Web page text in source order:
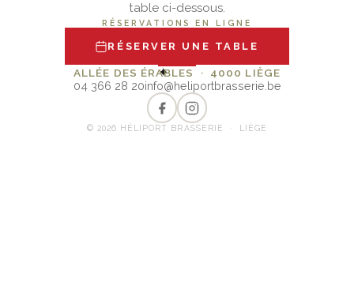
table ci-dessous.
RÉSERVATIONS EN LIGNE
RÉSERVER UNE TABLE
✦
ALLÉE DES ÉRABLES · 4000 LIÈGE
04 366 28 20info@heliportbrasserie.be
© 2026 HÉLIPORT BRASSERIE · LIÈGE